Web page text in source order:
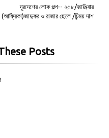
দূরদেশের লোক গল্প-- ২৫৮/জাঞ্জিবার
(আফ্রিকা)জাদুকর ও রাজার ছেলে /চিন্ময় দাশ
Posts